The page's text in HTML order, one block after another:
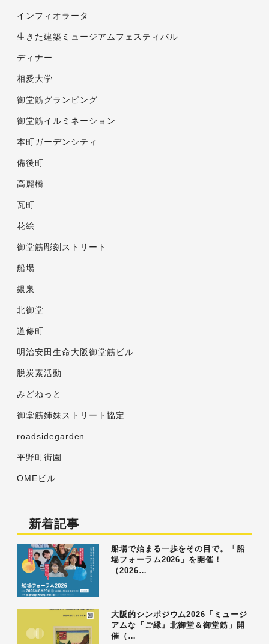
インフィオラータ
生きた建築ミュージアムフェスティバル
ディナー
相愛大学
御堂筋グランピング
御堂筋イルミネーション
本町ガーデンシティ
備後町
高麗橋
瓦町
花絵
御堂筋彫刻ストリート
船場
銀泉
北御堂
道修町
明治安田生命大阪御堂筋ビル
脱炭素活動
みどねっと
御堂筋姉妹ストリート協定
roadsidegarden
平野町街園
OMEビル
新着記事
船場で始まる一歩をその目で。「船
場フォーラム2026」を開催！
（2026…
大阪的シンポジウム2026「ミュージ
アムな『ご縁』北御堂＆御堂筋」開
催（…